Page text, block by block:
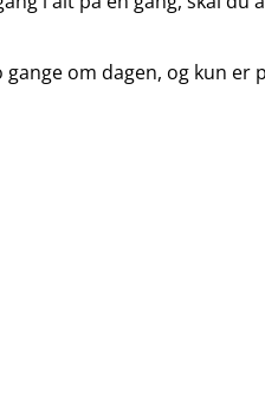
om dagen, og kun